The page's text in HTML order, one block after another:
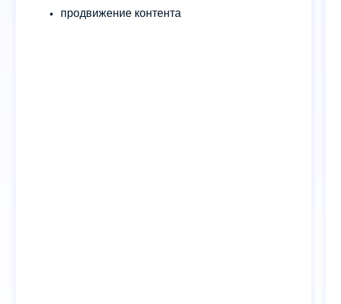
продвижение контента